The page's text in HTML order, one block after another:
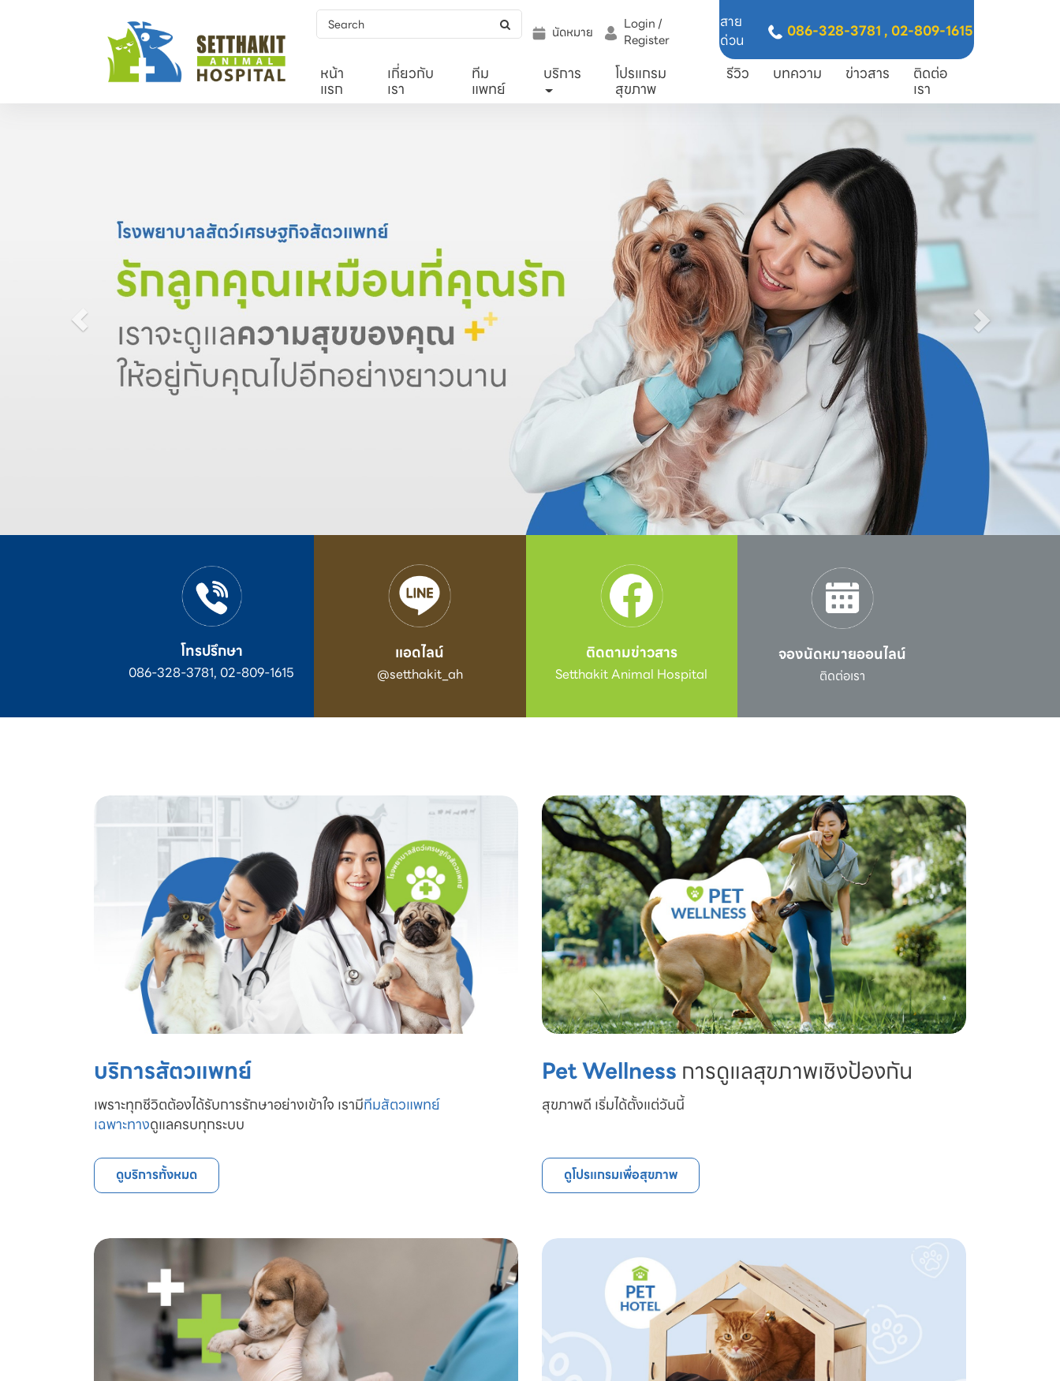
นัดหมาย
Login /
Register
สาย
ด่วน
086-328-3781 ,02-809-1615
หน้า
แรก
เกี่ยวกับ
เรา
ทีม
แพทย์
บริการ โปรแกรม
สุขภาพ
รีวิว บทความ ข่าวสาร ติดต่อ
เรา
โทรปรึกษา
086-328-3781, 02-809-1615
แอดไลน์
@setthakit_ah
ติดตามข่าวสาร
Setthakit Animal Hospital
จองนัดหมายออนไลน์
ติดต่อเรา
บริการสัตวแพทย์
เพราะทุกชีวิตต้องได้รับการรักษาอย่างเข้าใจ เรามีทีมสัตวแพทย์
เฉพาะทางดูแลครบทุกระบบ
ดูบริการทั้งหมด
Pet Wellness การดูแลสุขภาพเชิงป้องกัน
สุขภาพดี เริ่มได้ตั้งแต่วันนี้
ดูโปรแกรมเพื่อสุขภาพ